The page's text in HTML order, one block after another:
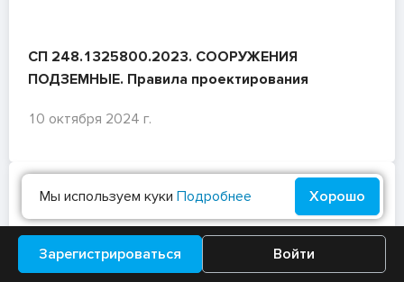
Зарегистрироваться Войти
СП 248.1325800.2023. СООРУЖЕНИЯ
ПОДЗЕМНЫЕ. Правила проектирования
10 октября 2024 г.
Мы используем куки Подробнее Хорошо